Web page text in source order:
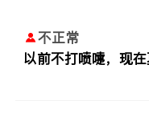
不正常
以前不打喷嚏，现